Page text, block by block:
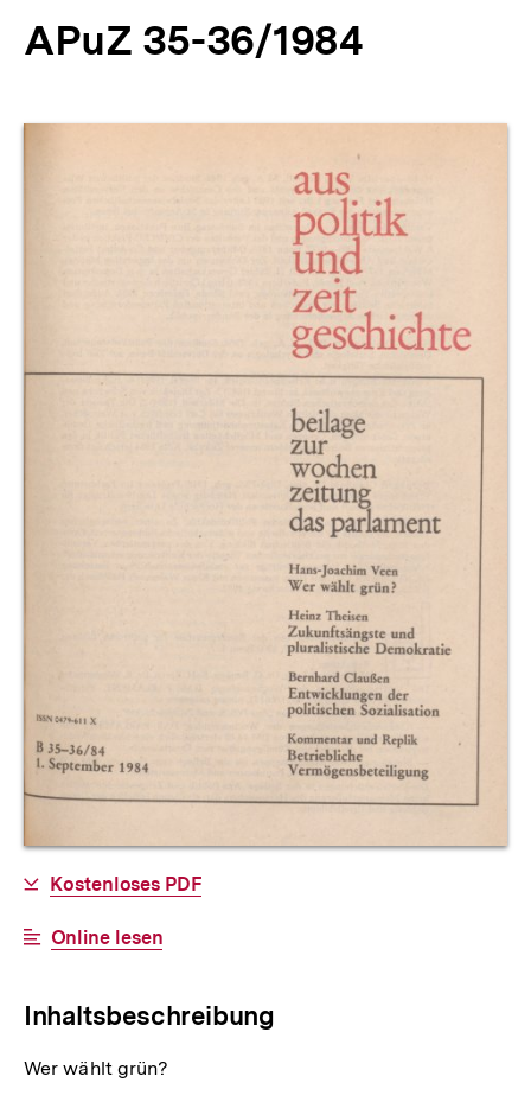
APuZ 35-36/1984
Produktvorschau
Allgemeine
Informationen
Download-
Kostenloses PDF
Interner
Online lesen
Inhaltsbeschreibung
Wer wählt grün?